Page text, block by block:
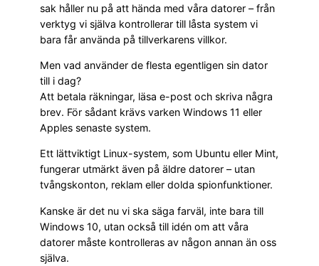
sak håller nu på att hända med våra datorer – från
verktyg vi själva kontrollerar till låsta system vi
bara får använda på tillverkarens villkor.
Men vad använder de flesta egentligen sin dator
till i dag?
Att betala räkningar, läsa e-post och skriva några
brev. För sådant krävs varken Windows 11 eller
Apples senaste system.
Ett lättviktigt Linux-system, som Ubuntu eller Mint,
fungerar utmärkt även på äldre datorer – utan
tvångskonton, reklam eller dolda spionfunktioner.
Kanske är det nu vi ska säga farväl, inte bara till
Windows 10, utan också till idén om att våra
datorer måste kontrolleras av någon annan än oss
själva.